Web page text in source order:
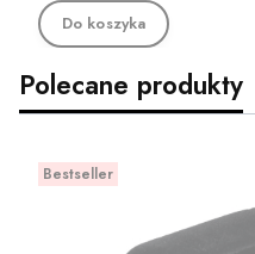
Do koszyka
Polecane produkty
Bestseller